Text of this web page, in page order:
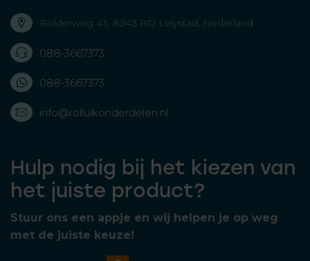
Bolderweg 43, 8243 RD Lelystad, Nederland
088-3667373
088-3667373
info@rolluikonderdelen.nl
Hulp nodig bij het kiezen van
het juiste product?
Stuur ons een appje en wij helpen je op weg
met de juiste keuze!